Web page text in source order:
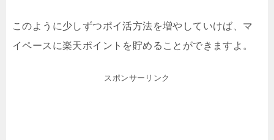
このように少しずつポイ活方法を増やしていけば、マ
イペースに楽天ポイントを貯めることができますよ。
スポンサーリンク